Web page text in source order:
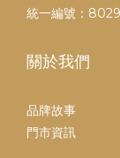
統一編號：
關於我們
品牌故事
門市資訊